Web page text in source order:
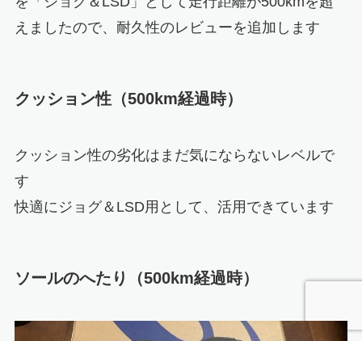
えましたので、耐久性のレビューを追加します
クッション性（500km経過時）
クッション性の劣化はまだ気にならないレベルで
す
快適にジョグ＆LSD用として、活用できています
ソールのへたり（500km経過時）